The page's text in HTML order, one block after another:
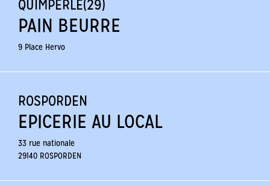
QUIMPERLÉ(29)
PAIN BEURRE
9 Place Hervo
ROSPORDEN
EPICERIE AU LOCAL
33 rue nationale
29140 ROSPORDEN